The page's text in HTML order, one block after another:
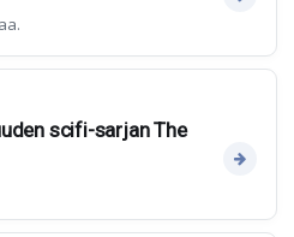
scifi-sarjan The